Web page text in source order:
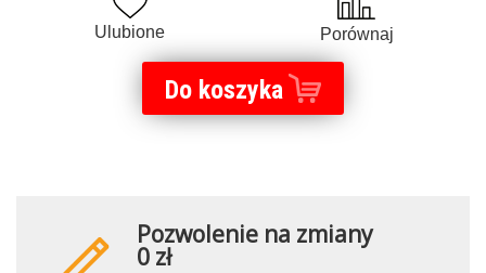
Do koszyka
Ulubione Porównaj
Pozwolenie na zmiany
0 zł